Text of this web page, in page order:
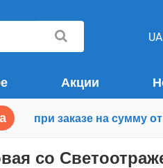
UA
Акции
при заказе на сумму
со